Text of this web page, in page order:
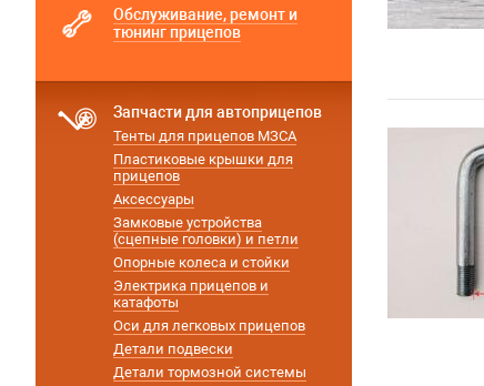
Обслуживание, ремонт и
тюнинг прицепов
Запчасти для автоприцепов
Тенты для прицепов МЗСА
Пластиковые крышки для
прицепов
Аксессуары
Замковые устройства
(сцепные головки) и петли
Опорные колеса и стойки
Электрика прицепов и
катафоты
Оси для легковых прицепов
Детали подвески
Детали тормозной системы